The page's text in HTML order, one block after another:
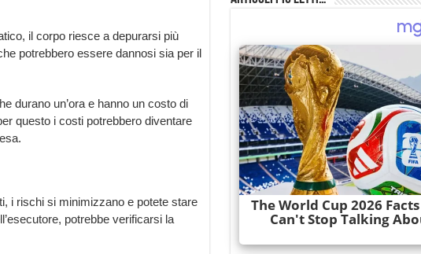
il corpo riesce a depurarsi più
potrebbero essere dannosi sia per il
durano un’ora e hanno un costo di
questo i costi potrebbero diventare
i rischi si minimizzano e potete stare
potrebbe verificarsi la